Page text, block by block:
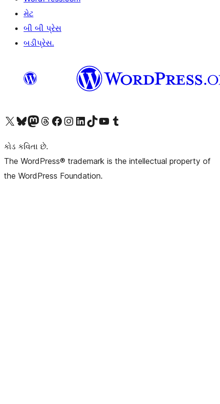
મેટ
બી બી પ્રેસ
બડીપ્રેસ.
અમારા X (અગાઉ ટ્વિટર) એકાઉન્ટની મુલાકાત લોઅમારા Bluesky એકાઉન્ટની મુલાકાત લોઅમારા માસ્ટોડોન એકાઉન્ટની મુલાકાત લોઅમારા Threads એકાઉન્ટની મુલાકાત લો અમારા ફેસબુક પેજની મુલાકાત લોઅમારા ઇન્સ્ટાગ્રામ એકાઉન્ટની મુલાકાત લો અમારા LinkedIn એકાઉન્ટની મુલાકાત લોઅમારા TikTok એકાઉન્ટની મુલાકાત લોઅમારી YouTube ચેનલની મુલાકાત લો અમારા Tumblr એકાઉન્ટની મુલાકાત લો
કોડ કવિતા છે.
The WordPress® trademark is the intellectual property of
the WordPress Foundation.